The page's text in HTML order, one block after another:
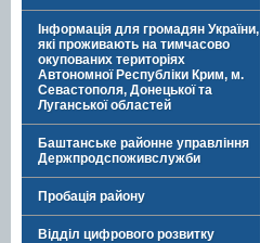
Інформація для громадян України,
які проживають на тимчасово
окупованих територіях
Автономної Республіки Крим, м.
Севастополя, Донецької та
Луганської областей
Баштанське районне управління
Держпродспоживслужби
Пробація району
Відділ цифрового розвитку